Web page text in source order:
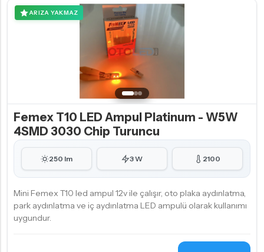
ARIZA YAKMAZ
Femex T10 LED Ampul Platinum - W5W
4SMD 3030 Chip Turuncu
250 lm 3 W 2100
Mini Femex T10 led ampul 12v ile çalışır, oto plaka aydınlatma,
park aydınlatma ve iç aydınlatma LED ampulü olarak kullanımı
uygundur.